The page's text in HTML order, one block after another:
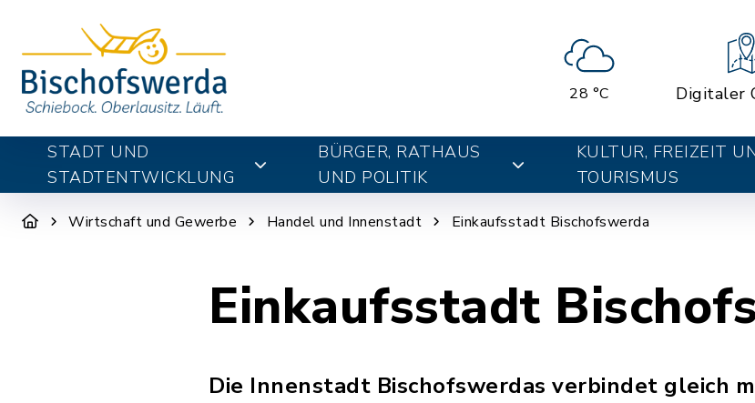
28 °C Digitaler
STADT UND
STADTENTWICKLUNG
BÜRGER, RATHAUS
UND POLITIK
KULTUR, FREIZEIT
TOURISMUS
Wirtschaft und Gewerbe Handel und Innenstadt Einkaufsstadt Bischofswerda
Einkaufsstadt
Die Innenstadt Bischofswerdas verbindet gleich